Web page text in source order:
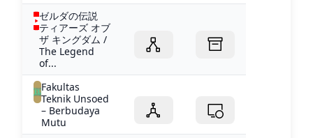
ゼルダの伝説
ティアーズ オブ
ザ キングダム /
The Legend
of...
Fakultas
Teknik Unsoed
– Berbudaya
Mutu